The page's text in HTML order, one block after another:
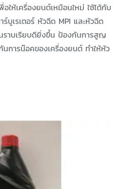
ให้เครื่องยนต์เหมือนใหม่ ใช้ได้กับ
บูเรเตอร์ หัวฉีด MPI และหัวฉีด
ราบเรียบดียิ่งขึ้น ป้องกันการสูญ
นการน๊อคของเครื่องยนต์ ทำให้หัว